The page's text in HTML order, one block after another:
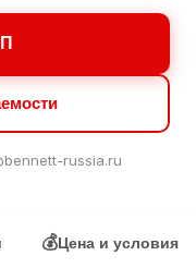
russia.ru
💰Цена и условия